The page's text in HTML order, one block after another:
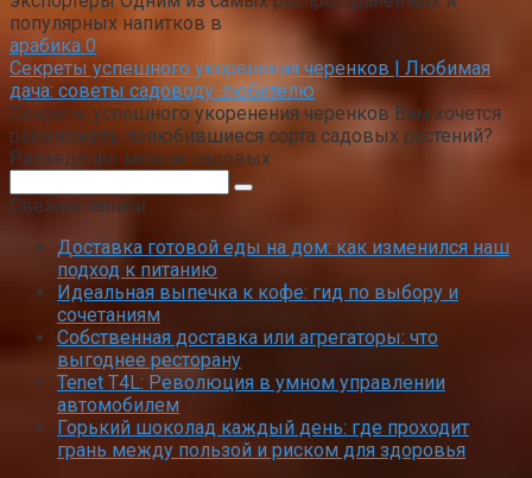
популярных напитков в
арабика 0
Секреты успешного укоренения черенков | Любимая
дача: советы садоводу-любителю
Секреты успешного укоренения черенков Вам хочется
размножить полюбившиеся сорта садовых растений?
Разведение многих садовых
Свежие записи
Доставка готовой еды на дом: как изменился наш
подход к питанию
Идеальная выпечка к кофе: гид по выбору и
сочетаниям
Собственная доставка или агрегаторы: что
выгоднее ресторану
Tenet T4L: Революция в умном управлении
автомобилем
Горький шоколад каждый день: где проходит
грань между пользой и риском для здоровья